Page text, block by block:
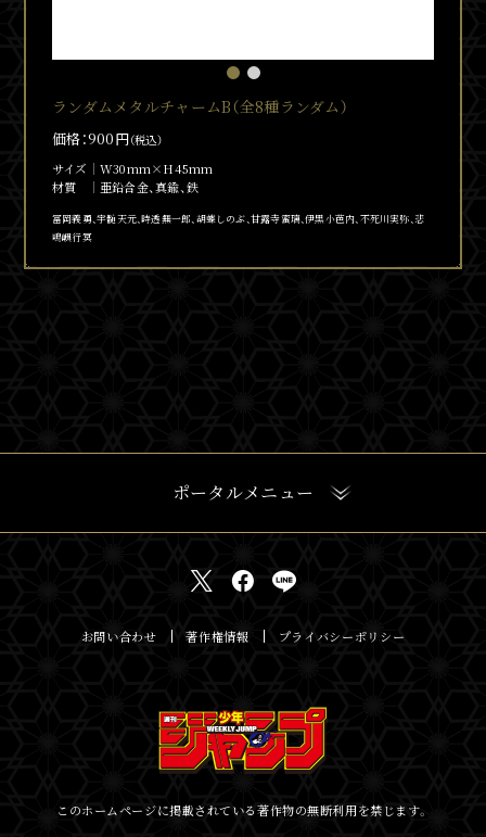
ランダムメタルチャームB（全8種ランダム）
価格：900円（税込）
サイズ
W30mm×H45mm
材質
亜鉛合金、真鍮、鉄
冨岡義勇、宇髄天元、時透無一郎、胡蝶しのぶ、甘露寺蜜璃、伊黒小芭内、不死川実弥、悲
鳴嶼行冥
ポータルメニュー
お問い合わせ 著作権情報 プライバシーポリシー
このホームページに掲載されている著作物の無断利用を禁じます。